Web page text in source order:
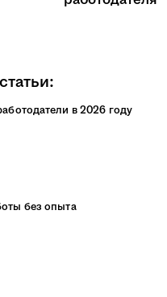
в 2026 году
без опыта